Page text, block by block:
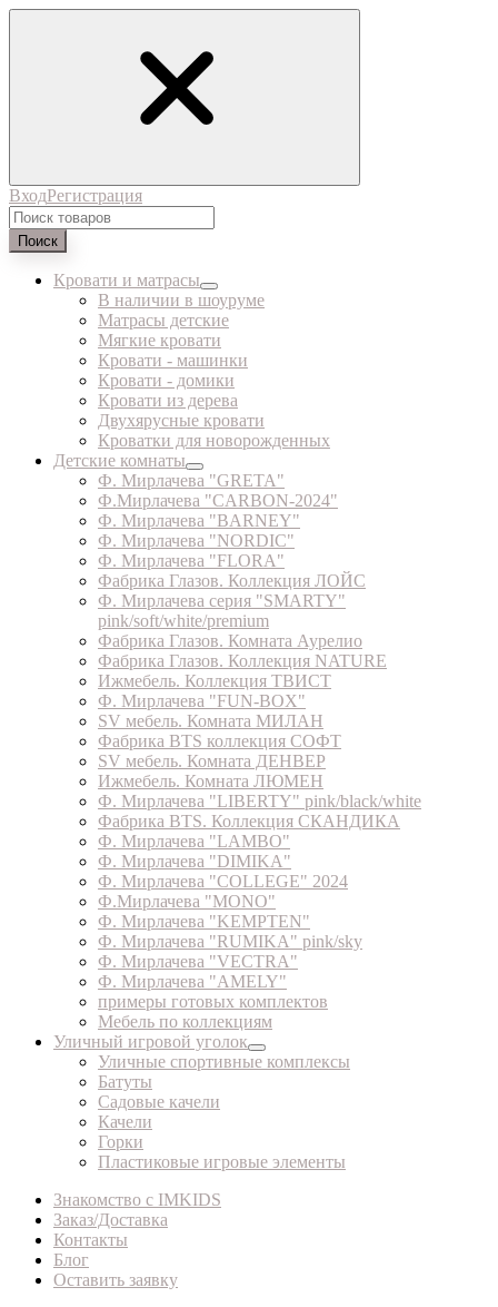
ВходРегистрация
Поиск
Кровати и матрасы
В наличии в шоуруме
Матрасы детские
Мягкие кровати
Кровати - машинки
Кровати - домики
Кровати из дерева
Двухярусные кровати
Кроватки для новорожденных
Детские комнаты
Ф. Мирлачева "GRETA"
Ф.Мирлачева "CARBON-2024"
Ф. Мирлачева "BARNEY"
Ф. Мирлачева "NORDIC"
Ф. Мирлачева "FLORA"
Фабрика Глазов. Коллекция ЛОЙС
Ф. Мирлачева серия "SMARTY"
pink/soft/white/premium
Фабрика Глазов. Комната Аурелио
Фабрика Глазов. Коллекция NATURE
Ижмебель. Коллекция ТВИСТ
Ф. Мирлачева "FUN-BOX"
SV мебель. Комната МИЛАН
Фабрика BTS коллекция СОФТ
SV мебель. Комната ДЕНВЕР
Ижмебель. Комната ЛЮМЕН
Ф. Мирлачева "LIBERTY" pink/black/white
Фабрика BTS. Коллекция СКАНДИКА
Ф. Мирлачева "LAMBO"
Ф. Мирлачева "DIMIKA"
Ф. Мирлачева "COLLEGE" 2024
Ф.Мирлачева "MONO"
Ф. Мирлачева "KEMPTEN"
Ф. Мирлачева "RUMIKA" pink/sky
Ф. Мирлачева "VECTRA"
Ф. Мирлачева "AMELY"
примеры готовых комплектов
Мебель по коллекциям
Уличный игровой уголок
Уличные спортивные комплексы
Батуты
Садовые качели
Качели
Горки
Пластиковые игровые элементы
Знакомство с IMKIDS
Заказ/Доставка
Контакты
Блог
Оставить заявку